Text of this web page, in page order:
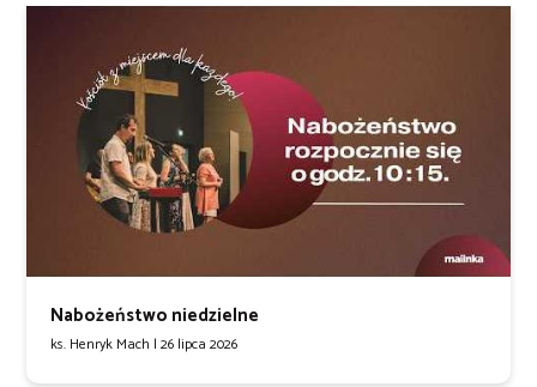
Nabożeństwo niedzielne
ks. Henryk Mach | 26 lipca 2026